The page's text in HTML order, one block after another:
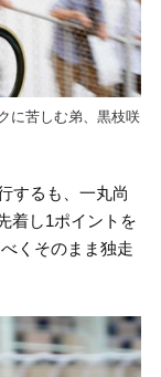
に苦しむ弟、黒枝咲
するも、一丸尚
着し1ポイントを
くそのまま独走